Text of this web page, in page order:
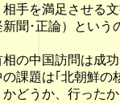
相手を満足させる
新聞･正論）とい
の中国訪問は成
の課題は｢北朝鮮の
かどうか、行った